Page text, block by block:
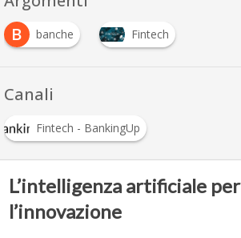
B
banche Fintech
Canali
Fintech - BankingUp
L’intelligenza artificiale per
l’innovazione